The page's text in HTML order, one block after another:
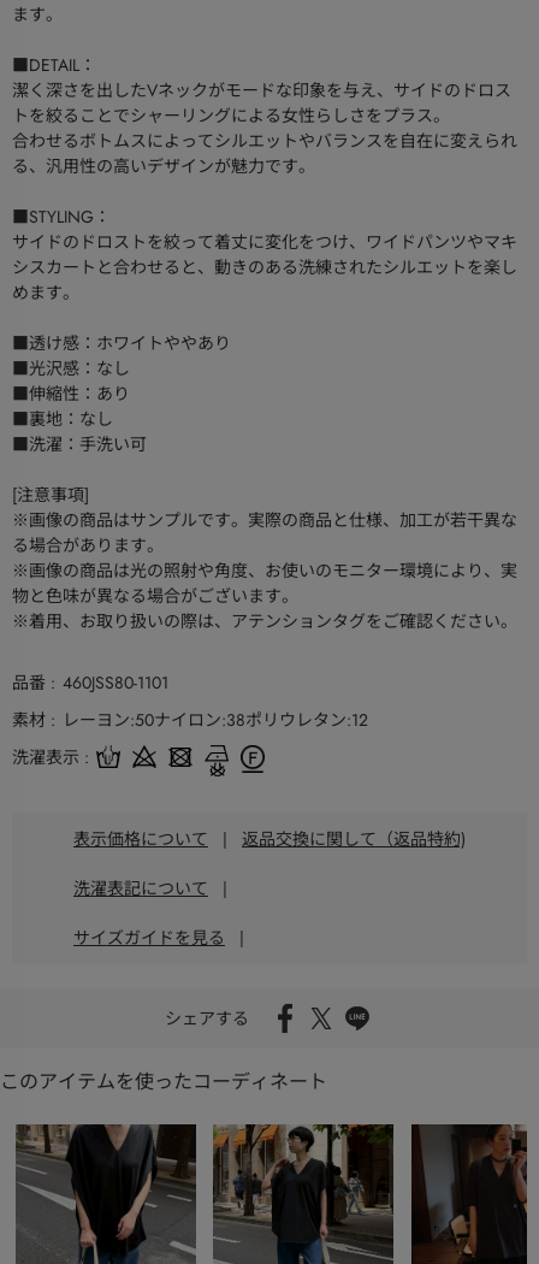
ます。
■DETAIL：
潔く深さを出したVネックがモードな印象を与え、サイドのドロス
トを絞ることでシャーリングによる女性らしさをプラス。
合わせるボトムスによってシルエットやバランスを自在に変えられ
る、汎用性の高いデザインが魅力です。
■STYLING：
サイドのドロストを絞って着丈に変化をつけ、ワイドパンツやマキ
シスカートと合わせると、動きのある洗練されたシルエットを楽し
めます。
■透け感：ホワイトややあり
■光沢感：なし
■伸縮性：あり
■裏地：なし
■洗濯：手洗い可
[注意事項]
※画像の商品はサンプルです。実際の商品と仕様、加工が若干異な
る場合があります。
※画像の商品は光の照射や角度、お使いのモニター環境により、実
物と色味が異なる場合がございます。
※着用、お取り扱いの際は、アテンションタグをご確認ください。
品番
460JSS80-1101
素材
レーヨン:50ナイロン:38ポリウレタン:12
洗濯表示
表示価格について | 返品交換に関して（返品特約)
洗濯表記について |
サイズガイドを見る |
シェアする
このアイテムを使ったコーディネート